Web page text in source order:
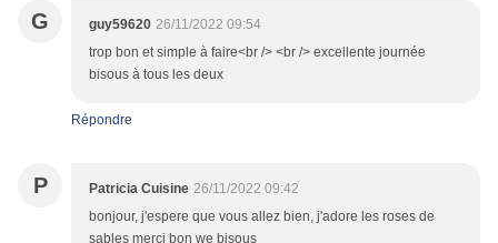
G guy59620 26/11/2022 09:54
trop bon et simple à faire<br /> <br /> excellente journée
bisous à tous les deux
Répondre
P Patricia Cuisine 26/11/2022 09:42
bonjour, j'espere que vous allez bien, j'adore les roses de
sables merci bon we bisous